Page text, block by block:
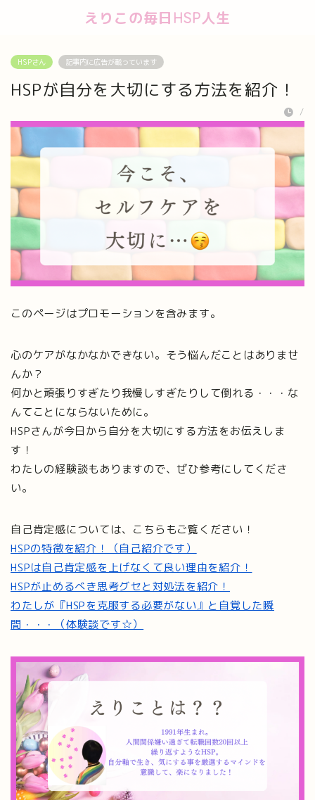
えりこの毎日HSP人生
HSPさん 記事内に広告が載っています
HSPが自分を大切にする方法を紹介！
/
このページはプロモーションを含みます。
心のケアがなかなかできない。そう悩んだことはありませ
んか？
何かと頑張りすぎたり我慢しすぎたりして倒れる・・・な
んてことにならないために。
HSPさんが今日から自分を大切にする方法をお伝えしま
す！
わたしの経験談もありますので、ぜひ参考にしてくださ
い。
自己肯定感については、こちらもご覧ください！
HSPの特徴を紹介！（自己紹介です）
HSPは自己肯定感を上げなくて良い理由を紹介！
HSPが止めるべき思考グセと対処法を紹介！
わたしが『HSPを克服する必要がない』と自覚した瞬
間・・・（体験談です☆）